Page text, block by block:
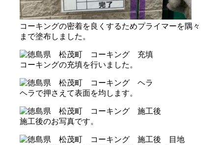
コーキングの密着を良くするためプライマーを隅々
まで塗布しました。
コーキングの充填を行いました。
ヘラで押さえて表面を均します。
施工後のお写真です。